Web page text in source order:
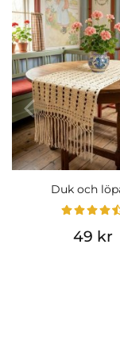
Duk och
49 kr